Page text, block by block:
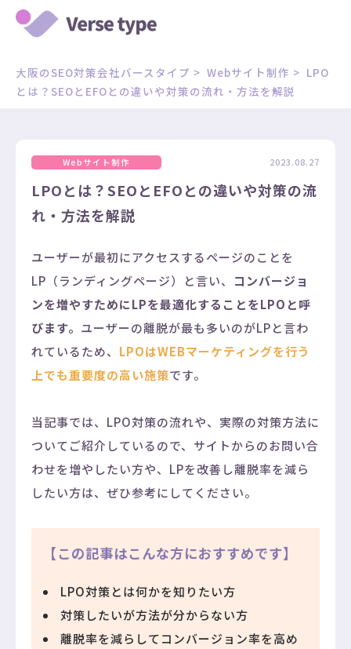
大阪のSEO対策会社バースタイプ > Webサイト制作 > LPO
とは？SEOとEFOとの違いや対策の流れ・方法を解説
Webサイト制作 2023.08.27
LPOとは？SEOとEFOとの違いや対策の流
れ・方法を解説
ユーザーが最初にアクセスするページのことを
LP（ランディングページ）と言い、 コンバージョ
ンを増やすためにLPを最適化することをLPOと呼
びます。 ユーザーの離脱が最も多いのがLPと言わ
れているため、 LPOはWEBマーケティングを行う
上でも重要度の高い施策です。
当記事では、LPO対策の流れや、実際の対策方法に
ついてご紹介しているので、サイトからのお問い合
わせを増やしたい方や、LPを改善し離脱率を減ら
したい方は、ぜひ参考にしてください。
【この記事はこんな方におすすめです】
LPO対策とは何かを知りたい方
対策したいが方法が分からない方
離脱率を減らしてコンバージョン率を高め